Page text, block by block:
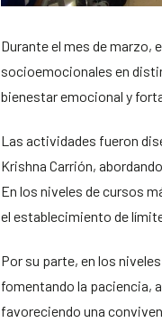
Durante el mes de marzo,
socioemocionales en
bienestar emocional y
Las actividades fueron
Krishna Carrión,
En los niveles de cursos
el establecimiento de
Por su parte, en los
fomentando la paciencia,
favoreciendo una